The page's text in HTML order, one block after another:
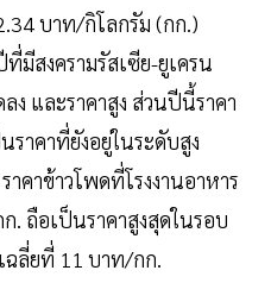
บาท/กิโลกรัม (กก.)
มีสงครามรัสเซีย-ยูเครน
และราคาสูง ส่วนปีนี้ราคา
าคาที่ยังอยู่ในระดับสูง
คาข้าวโพดที่โรงงานอาหาร
ถือเป็นราคาสูงสุดในรอบ
ฉลี่ยที่ 11 บาท/กก.